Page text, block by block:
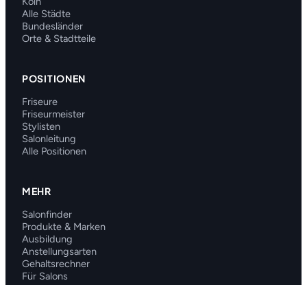
Alle Städte
Bundesländer
Orte & Stadtteile
POSITIONEN
Friseure
Friseurmeister
Stylisten
Salonleitung
Alle Positionen
MEHR
Salonfinder
Produkte & Marken
Ausbildung
Anstellungsarten
Gehaltsrechner
Für Salons